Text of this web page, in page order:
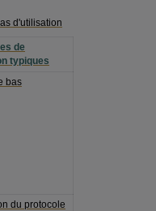
d'utilisation
de
typiques
bas
du protocole